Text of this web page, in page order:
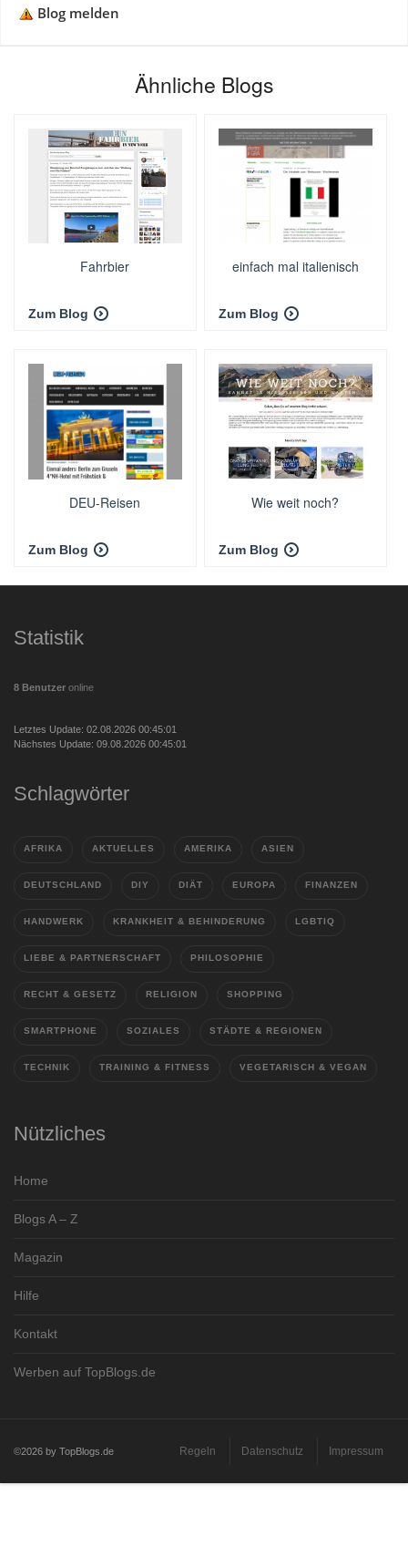
Blog melden
Ähnliche Blogs
Fahrbier
Zum Blog
einfach mal italienisch
Zum Blog
DEU-Reisen
Zum Blog
Wie weit noch?
Zum Blog
Statistik
8 Benutzer online
Letztes Update: 02.08.2026 00:45:01
Nächstes Update: 09.08.2026 00:45:01
Schlagwörter
AFRIKA AKTUELLES AMERIKA ASIEN
DEUTSCHLAND DIY DIÄT EUROPA FINANZEN
HANDWERK KRANKHEIT & BEHINDERUNG LGBTIQ
LIEBE & PARTNERSCHAFT PHILOSOPHIE
RECHT & GESETZ RELIGION SHOPPING
SMARTPHONE SOZIALES STÄDTE & REGIONEN
TECHNIK TRAINING & FITNESS VEGETARISCH & VEGAN
Nützliches
Home
Blogs A – Z
Magazin
Hilfe
Kontakt
Werben auf TopBlogs.de
©2026 by TopBlogs.de Regeln Datenschutz Impressum